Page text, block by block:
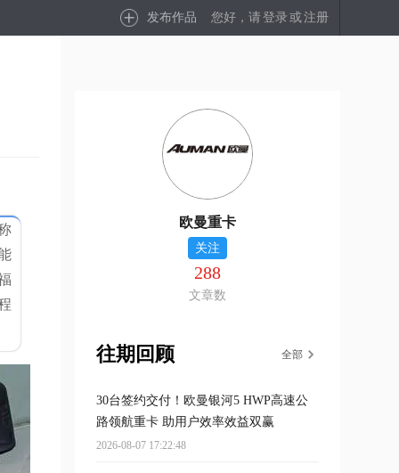
发布作品 您好，请登录 或注册
欧曼重卡
关注
288
文章数
往期回顾 全部
30台签约交付！欧曼银河5 HWP高速公
路领航重卡 助用户效率效益双赢
2026-08-07 17:22:48